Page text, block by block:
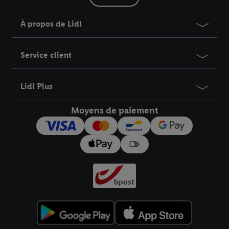
À propos de Lidl
Service client
Lidl Plus
Moyens de paiement